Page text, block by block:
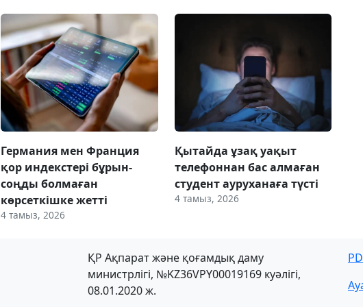
Германия мен Франция
қор индекстері бұрын-
соңды болмаған
көрсеткішке жетті
4 тамыз, 2026
Қытайда ұзақ уақыт
телефоннан бас алмаған
студент ауруханаға түсті
4 тамыз, 2026
ҚР Ақпарат және қоғамдық даму
министрлігі, №KZ36VPY00019169 куәлігі,
08.01.2020 ж.